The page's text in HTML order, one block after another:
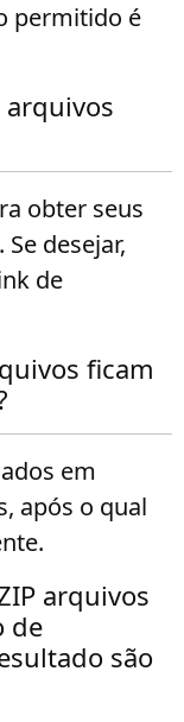
permitido é
arquivos
obter seus
desejar,
de
ficam
em
após o qual
arquivos
de
são